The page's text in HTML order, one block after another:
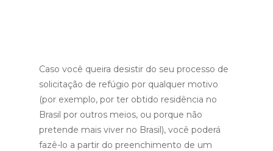
Caso você queira desistir do seu processo de
solicitação de refúgio por qualquer motivo
(por exemplo, por ter obtido residência no
Brasil por outros meios, ou porque não
pretende mais viver no Brasil), você poderá
fazê-lo a partir do preenchimento de um